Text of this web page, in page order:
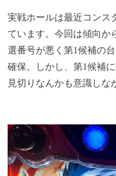
実戦ホールは最近コンス
ています。今回は傾向か
選番号が悪く第1候補の
確保。しかし、第1候補
見切りなんかも意識しな